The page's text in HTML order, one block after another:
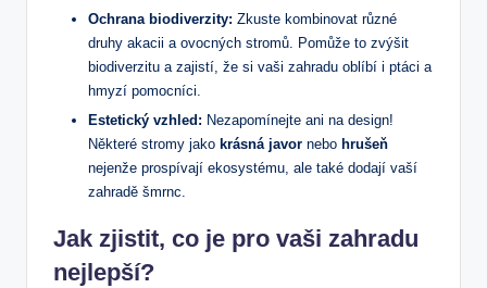
Ochrana biodiverzity: Zkuste kombinovat různé
druhy akacii a ovocných stromů. Pomůže to zvýšit
biodiverzitu a zajistí, že si vaši zahradu oblíbí i ptáci a
hmyzí pomocníci.
Estetický vzhled: Nezapomínejte ani na design!
Některé stromy jako krásná javor nebo hrušeň
nejenže prospívají ekosystému, ale také dodají vaší
zahradě šmrnc.
Jak zjistit, co je pro vaši zahradu
nejlepší?